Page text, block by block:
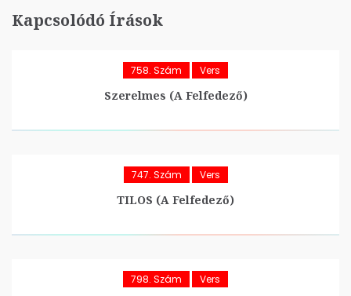
Kapcsolódó Írások
758. Szám Vers
Szerelmes (A Felfedező)
747. Szám Vers
TILOS (A Felfedező)
798. Szám Vers